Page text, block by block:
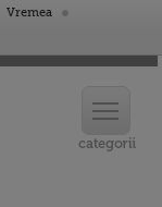
Vremea